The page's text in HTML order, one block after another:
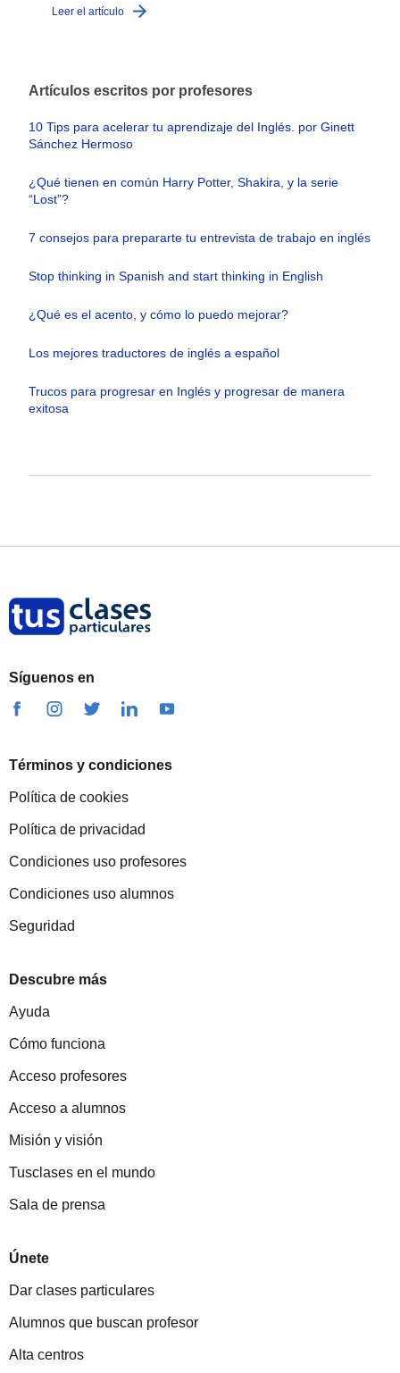
Leer el artículo
Artículos escritos por profesores
10 Tips para acelerar tu aprendizaje del Inglés. por Ginett
Sánchez Hermoso
¿Qué tienen en común Harry Potter, Shakira, y la serie
“Lost”?
7 consejos para prepararte tu entrevista de trabajo en inglés
Stop thinking in Spanish and start thinking in English
¿Qué es el acento, y cómo lo puedo mejorar?
Los mejores traductores de inglés a español
Trucos para progresar en Inglés y progresar de manera
exitosa
Síguenos en
Términos y condiciones
Política de cookies
Política de privacidad
Condiciones uso profesores
Condiciones uso alumnos
Seguridad
Descubre más
Ayuda
Cómo funciona
Acceso profesores
Acceso a alumnos
Misión y visión
Tusclases en el mundo
Sala de prensa
Únete
Dar clases particulares
Alumnos que buscan profesor
Alta centros